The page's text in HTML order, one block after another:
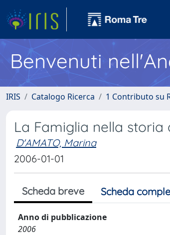
Benvenuti
IRIS Catalogo Ricerca 1 Contributo su
La Famiglia nella storia
D'AMATO, Marina
2006-01-01
Scheda breve Scheda
Anno di pubblicazione
2006